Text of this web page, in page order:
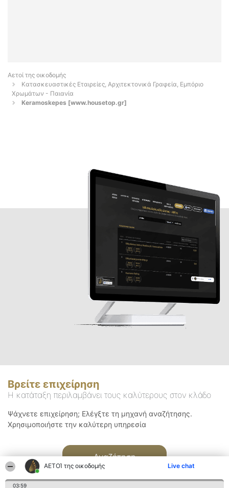
ΑΕΤΟΊ της οικοδομής Live chat
03:59
Αετοί της οικοδομής
Κατασκευαστικές Εταιρείες, Αρχιτεκτονικά Γραφεία, Εμπόριο
Χρωμάτων - Παιανία
Keramoskepes [www.housetop.gr]
Βρείτε επιχείρηση
Η κατάταξη περιλαμβάνει τους καλύτερους στον κλάδο
Ψάχνετε επιχείρηση; Ελέγξτε τη μηχανή αναζήτησης.
Χρησιμοποιήστε την καλύτερη υπηρεσία
Αναζήτηση